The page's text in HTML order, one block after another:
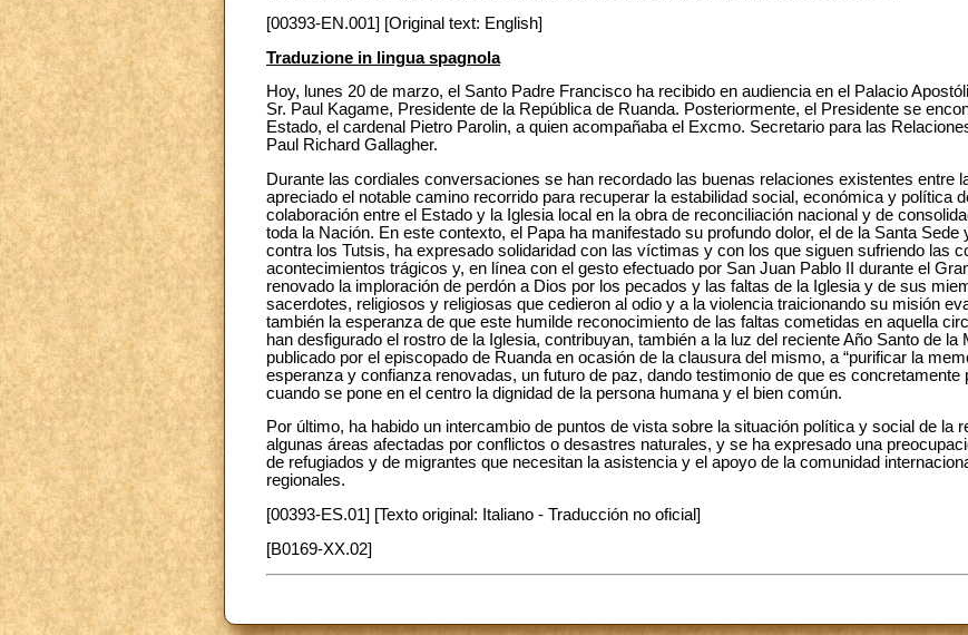
[00393-EN.001] [Original text: English]
Traduzione in lingua spagnola
Hoy, lunes 20 de marzo, el Santo Padre Francisco ha recibido en audiencia en el Palacio
Sr. Paul Kagame, Presidente de la República de Ruanda. Posteriormente, el Presidente se
Estado, el cardenal Pietro Parolin, a quien acompañaba el Excmo. Secretario para las
Paul Richard Gallagher.
Durante las cordiales conversaciones se han recordado las buenas relaciones existentes entre
apreciado el notable camino recorrido para recuperar la estabilidad social, económica y política
colaboración entre el Estado y la Iglesia local en la obra de reconciliación nacional y de
toda la Nación. En este contexto, el Papa ha manifestado su profundo dolor, el de la Santa Sede
contra los Tutsis, ha expresado solidaridad con las víctimas y con los que siguen sufriendo las
acontecimientos trágicos y, en línea con el gesto efectuado por San Juan Pablo II durante el
renovado la imploración de perdón a Dios por los pecados y las faltas de la Iglesia y de sus
sacerdotes, religiosos y religiosas que cedieron al odio y a la violencia traicionando su misión
también la esperanza de que este humilde reconocimiento de las faltas cometidas en aquella
han desfigurado el rostro de la Iglesia, contribuyan, también a la luz del reciente Año Santo de
publicado por el episcopado de Ruanda en ocasión de la clausura del mismo, a “purificar la
esperanza y confianza renovadas, un futuro de paz, dando testimonio de que es concretamente
cuando se pone en el centro la dignidad de la persona humana y el bien común.
Por último, ha habido un intercambio de puntos de vista sobre la situación política y social de la
algunas áreas afectadas por conflictos o desastres naturales, y se ha expresado una
de refugiados y de migrantes que necesitan la asistencia y el apoyo de la comunidad
regionales.
[00393-ES.01] [Texto original: Italiano - Traducción no oficial]
[B0169-XX.02]